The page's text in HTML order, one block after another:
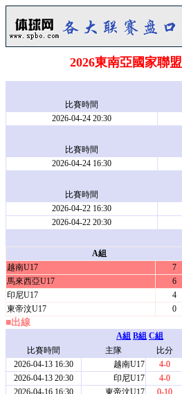
2026東南亞國家聯
比賽時間
2026-04-24 20:30
比賽時間
2026-04-24 16:30
比賽時間
2026-04-22 16:30
2026-04-22 20:30
A組
越南U17
7
馬來西亞U17
6
印尼U17
4
東帝汶U17
0
■出線
A組 B組 C組
比賽時間
主隊 比分
2026-04-13 16:30
越南U17 4-0
2026-04-13 20:30
印尼U17 4-0
2026-04-16 16:30
東帝汶U17 0-10